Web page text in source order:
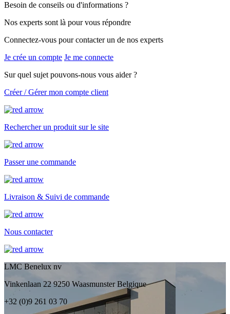
Besoin de conseils ou d'informations ?
Nos experts sont là pour vous répondre
Connectez-vous pour contacter un de nos experts
Je crée un compte Je me connecte
Sur quel sujet pouvons-nous vous aider ?
Créer / Gérer mon compte client
Rechercher un produit sur le site
Passer une commande
Livraison & Suivi de commande
Nous contacter
LMC Benelux nv
Vinkenlaan 22 9250 Waasmunster Belgique
+32 (0)9 261 03 70